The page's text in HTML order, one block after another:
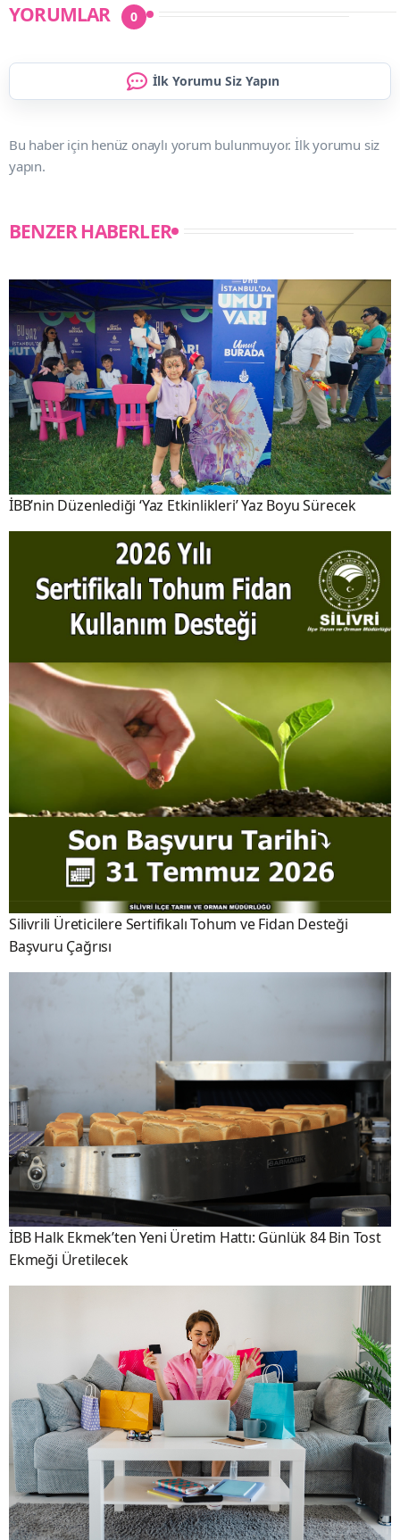
YORUMLAR 0
İlk Yorumu Siz Yapın
Bu haber için henüz onaylı yorum bulunmuyor. İlk yorumu siz
yapın.
BENZER HABERLER
İBB’nin Düzenlediği ‘Yaz Etkinlikleri’ Yaz Boyu Sürecek
Silivrili Üreticilere Sertifikalı Tohum ve Fidan Desteği
Başvuru Çağrısı
İBB Halk Ekmek’ten Yeni Üretim Hattı: Günlük 84 Bin Tost
Ekmeği Üretilecek